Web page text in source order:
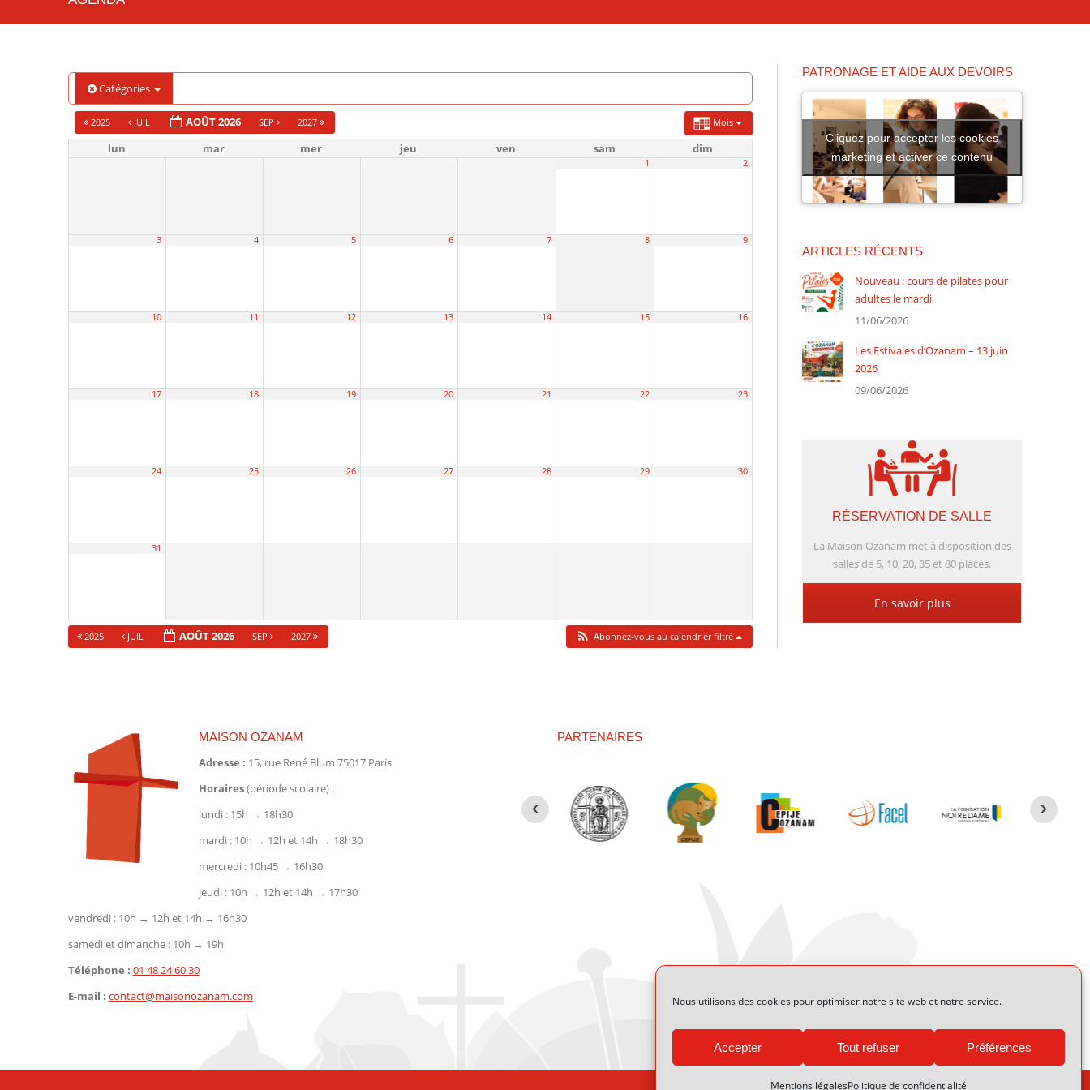
Nous utilisons des cookies pour optimiser notre site web et notre service.
Accepter Tout refuser Préférences
Mentions légalesPolitique de confidentialité
Catégories
Mois
2025 JUIL AOÛT 2026 SEP 2027
lun mar mer jeu ven sam dim
1 2
3 4 5 6 7 8 9
10 11 12 13 14 15 16
17 18 19 20 21 22 23
24 25 26 27 28 29 30
31
2025 JUIL AOÛT 2026 SEP 2027 Abonnez-vous au calendrier filtré
PATRONAGE ET AIDE AUX DEVOIRS
Cliquez pour accepter les cookies
marketing et activer ce contenu
ARTICLES RÉCENTS
Nouveau : cours de pilates pour
adultes le mardi
11/06/2026
Les Estivales d’Ozanam – 13 juin
2026
09/06/2026
RÉSERVATION DE SALLE
La Maison Ozanam met à disposition des
salles de 5, 10, 20, 35 et 80 places.
En savoir plus
MAISON OZANAM
Adresse : 15, rue René Blum 75017 Paris
Horaires(période scolaire) :
lundi : 15h → 18h30
mardi : 10h → 12h et 14h → 18h30
mercredi : 10h45 → 16h30
jeudi : 10h → 12h et 14h → 17h30
vendredi : 10h → 12h et 14h → 16h30
samedi et dimanche : 10h → 19h
Téléphone : 01 48 24 60 30
E-mail : contact@maisonozanam.com
PARTENAIRES